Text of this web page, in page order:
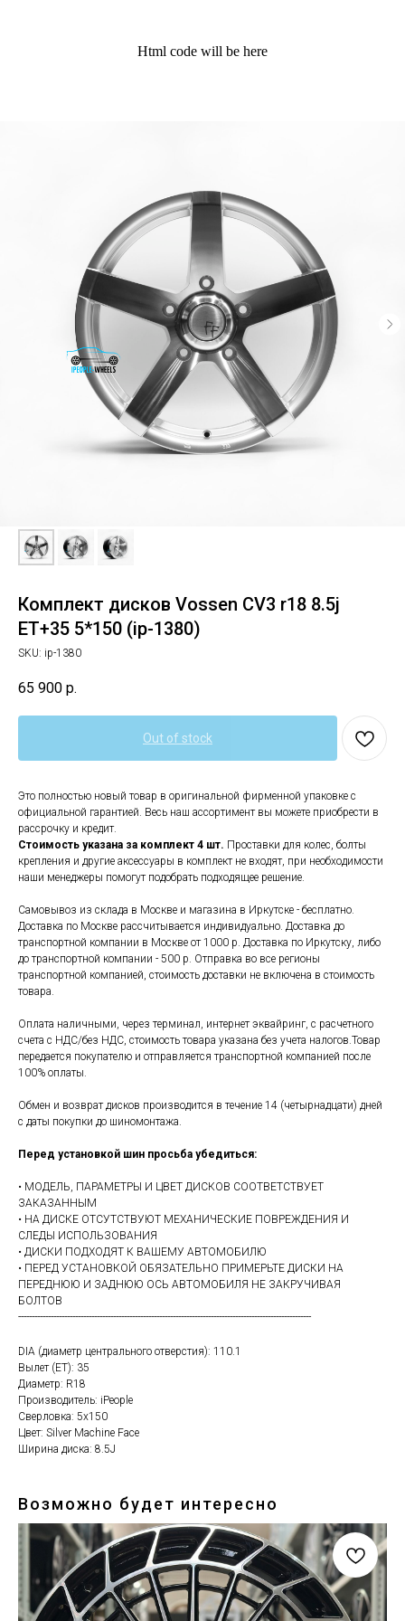
Html code will be here
Комплект дисков Vossen CV3 r18 8.5j
EТ+35 5*150 (ip-1380)
SKU: ip-1380
65 900 р.
Out of stock
Это полностью новый товар в оригинальной фирменной упаковке с
официальной гарантией. Весь наш ассортимент вы можете приобрести в
рассрочку и кредит.
Стоимость указана за комплект 4 шт. Проставки для колес, болты
крепления и другие аксессуары в комплект не входят, при необходимости
наши менеджеры помогут подобрать подходящее решение.
Самовывоз из склада в Москве и магазина в Иркутске - бесплатно.
Доставка по Москве рассчитывается индивидуально. Доставка до
транспортной компании в Москве от 1000 р. Доставка по Иркутску, либо
до транспортной компании - 500 р. Отправка во все регионы
транспортной компанией, стоимость доставки не включена в стоимость
товара.
Оплата наличными, через терминал, интернет эквайринг, с расчетного
счета с НДС/без НДС, стоимость товара указана без учета налогов.Товар
передается покупателю и отправляется транспортной компанией после
100% оплаты.
Обмен и возврат дисков производится в течение 14 (четырнадцати) дней
с даты покупки до шиномонтажа.
Перед установкой шин просьба убедиться:
• МОДЕЛЬ, ПАРАМЕТРЫ И ЦВЕТ ДИСКОВ СООТВЕТСТВУЕТ
ЗАКАЗАННЫМ
• НА ДИСКЕ ОТСУТСТВУЮТ МЕХАНИЧЕСКИЕ ПОВРЕЖДЕНИЯ И
СЛЕДЫ ИСПОЛЬЗОВАНИЯ
• ДИСКИ ПОДХОДЯТ К ВАШЕМУ АВТОМОБИЛЮ
• ПЕРЕД УСТАНОВКОЙ ОБЯЗАТЕЛЬНО ПРИМЕРЬТЕ ДИСКИ НА
ПЕРЕДНЮЮ И ЗАДНЮЮ ОСЬ АВТОМОБИЛЯ НЕ ЗАКРУЧИВАЯ
БОЛТОВ
------------------------------------------------------------------------------------------------------------
DIA (диаметр центрального отверстия): 110.1
Вылет (ET): 35
Диаметр: R18
Производитель: iPeople
Сверловка: 5х150
Цвет: Silver Machine Face
Ширина диска: 8.5J
Возможно будет интересно